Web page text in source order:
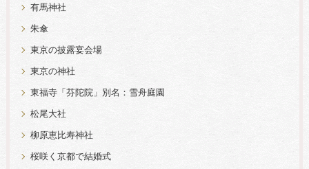
有馬神社
朱傘
東京の披露宴会場
東京の神社
東福寺「芬陀院」別名：雪舟庭園
松尾大社
柳原恵比寿神社
桜咲く京都で結婚式